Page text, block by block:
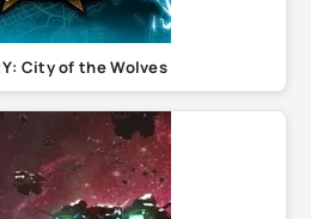
City of the Wolves